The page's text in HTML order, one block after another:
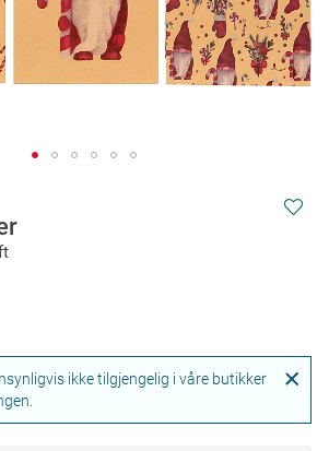
ikke tilgjengelig i våre butikker